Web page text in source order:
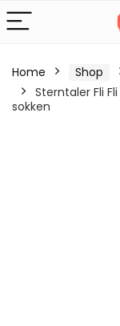
Home Shop
Sterntaler Fli
sokken